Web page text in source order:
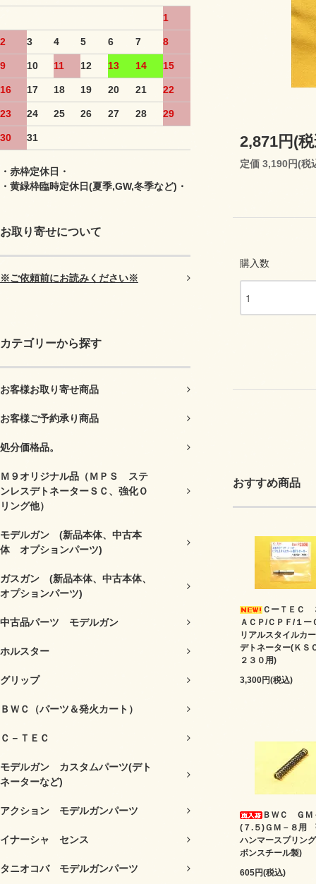
1
2 3 4 5 6 7 8
9 10 11 12 13 14 15
16 17 18 19 20 21 22
23 24 25 26 27 28 29
30 31
・赤枠定休日・
・黄緑枠臨時定休日(夏季,GW,冬季など)・
お取り寄せについて
※ご依頼前にお読みください※
カテゴリーから探す
お客様お取り寄せ商品
お客様ご予約承り商品
処分価格品。
Ｍ９オリジナル品（ＭＰＳ ステ
ンレスデトネーターＳＣ、強化Ｏ
リング他）
モデルガン (新品本体、中古本
体 オプションパーツ)
ガスガン (新品本体、中古本体、
オプションパーツ)
中古品パーツ モデルガン
ホルスター
グリップ
ＢＷＣ（パーツ＆発火カート）
Ｃ－ＴＥＣ
モデルガン カスタムパーツ(デト
ネーターなど)
アクション モデルガンパーツ
イナーシャ センス
タニオコバ モデルガンパーツ
2,871円(
定価 3,190円(税
購入数
おすすめ商品
ＣーＴＥＣ
ＡＣＰ/ＣＰＦ/１ー
リアルスタイルカ
デトネーター(Ｋ
２３０用)
3,300円(税込)
ＢＷＣ ＧＭ
(７.５)ＧＭ－８用
ハンマースプリン
ボンスチール製)
605円(税込)